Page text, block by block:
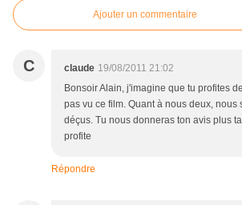
Ajouter un commentaire
C claude 19/08/2011 21:02
Bonsoir Alain, j'imagine que tu profites
pas vu ce film. Quant à nous deux, nous
déçus. Tu nous donneras ton avis plus
profite
Répondre